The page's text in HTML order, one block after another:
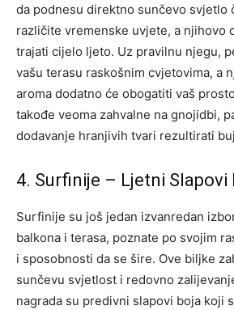
da podnesu direktno sunčevo svjetlo
različite vremenske uvjete, a njihovo
trajati cijelo ljeto. Uz pravilnu njegu,
vašu terasu raskošnim cvjetovima, a
aroma dodatno će obogatiti vaš
takođe veoma zahvalne na gnojidbi,
dodavanje hranjivih tvari rezultirati
4. Surfinije – Ljetni Slapovi
Surfinije su još jedan izvanredan
balkona i terasa, poznate po svojim
i sposobnosti da se šire. Ove biljke
sunčevu svjetlost i redovno
nagrada su predivni slapovi boja koji